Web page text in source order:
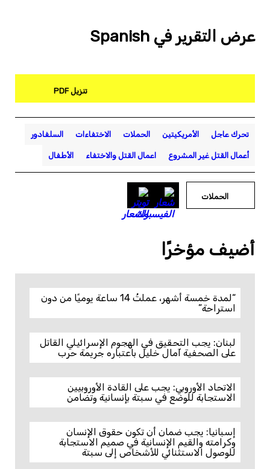
عرض التقرير في Spanish
تنزيل PDF
تحرك عاجل الأمريكيتين الحملات الاختفاءات السلفادور
أعمال القتل غير المشروع اعمال القتل والاختفاء الأطفال
الحملات
أضيف مؤخرًا
“لمدة خمسة أشهر، عملتُ 14 ساعة يوميًا من دون
استراحة”
لبنان: يجب التحقيق في الهجوم الإسرائيلي القاتل
على الصحفية آمال خليل باعتباره جريمة حرب
الاتحاد الأوروبي: يجب على القادة الأوروبيين
الاستجابة للوضع في سبتة بإنسانية وتضامن
إسبانيا: يجب ضمان أن تكون حقوق الإنسان
وكرامته والقيم الإنسانية في صميم الاستجابة
للوصول الاستثنائي للأشخاص إلى سبتة